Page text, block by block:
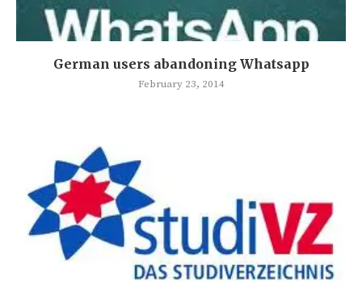
German users abandoning Whatsapp
February 23, 2014